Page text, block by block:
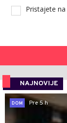
Pristajete na
NAJNOVIJE
DOM
Pre 5 h